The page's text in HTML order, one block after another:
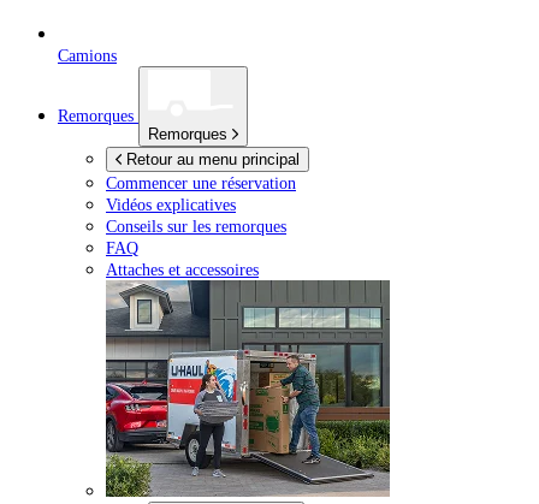
Camions
Remorques
Remorques
Retour au menu principal
Commencer une réservation
Vidéos explicatives
Conseils sur les remorques
FAQ
Attaches et accessoires